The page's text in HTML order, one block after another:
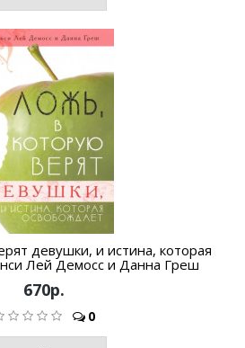
девушки, и истина, которая
Лей Демосс и Данна Греш
670р.
0